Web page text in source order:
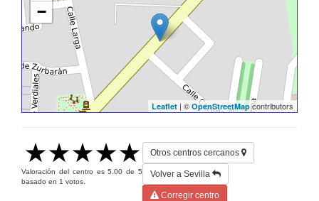
−
Leaflet | © OpenStreetMapcontributors
Valoración del centro es5.00 de5
basado en 1 votos.
Otros centros cercanos
Volver a Sevilla
Corregir centro